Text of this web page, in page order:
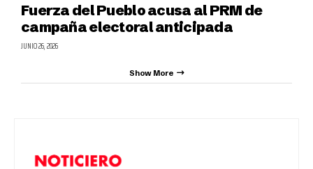
Fuerza del Pueblo acusa al PRM de
campaña electoral anticipada
JUNIO 26, 2026
Show More